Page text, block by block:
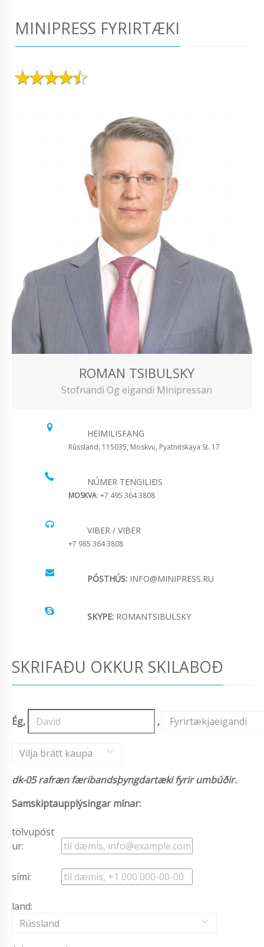
MINIPRESS FYRIRTÆKI
ROMAN TSIBULSKY
Stofnandi Og eigandi Minipressan
HEIMILISFANG
Rússland, 115035, Moskvu, Pyatnitskaya St. 17
NÚMER TENGILIÐS
MOSKVA: +7 495 364 3808
VIBER / VIBER
+7 985 364 3808
PÓSTHÚS: INFO@MINIPRESS.RU
SKYPE: ROMANTSIBULSKY
SKRIFAÐU OKKUR SKILABOÐ
Ég, , Fyrirtækjaeigandi
,
Vilja brátt kaupa
dk-05 rafræn færibandsþyngdartæki fyrir umbúðir.
Samskiptaupplýsingar mínar:
tölvupóst
ur:
sími:
land:
Rússland